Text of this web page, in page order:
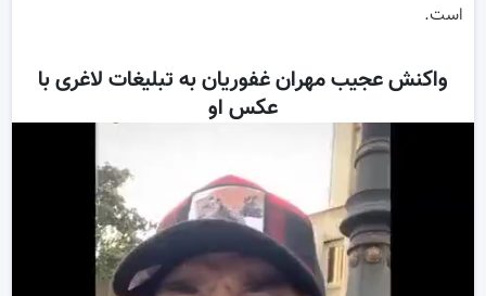
است.
واکنش عجیب مهران غفوریان به تبلیغات لاغری با
عکس او